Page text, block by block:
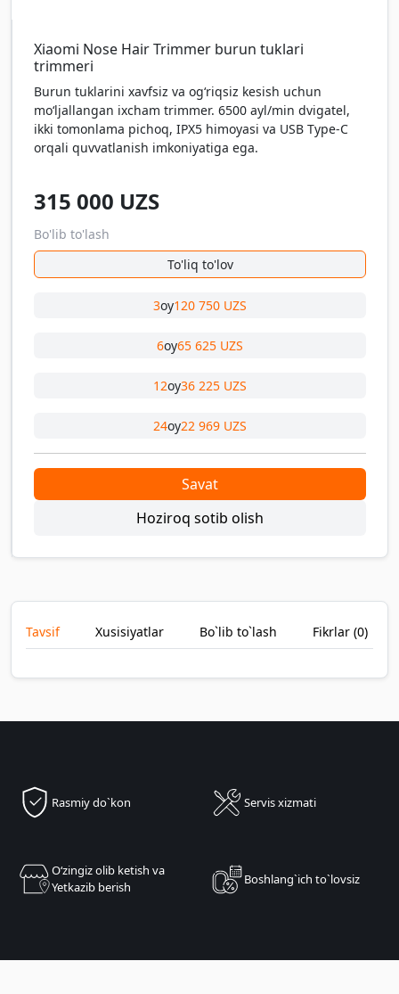
Xiaomi Nose Hair Trimmer burun tuklari
trimmeri
Burun tuklarini xavfsiz va og‘riqsiz kesish uchun
mo‘ljallangan ixcham trimmer. 6500 ayl/min dvigatel,
ikki tomonlama pichoq, IPX5 himoyasi va USB Type-C
orqali quvvatlanish imkoniyatiga ega.
315 000 UZS
Bo'lib to'lash
To'liq to'lov
3oy120 750 UZS
6oy65 625 UZS
12oy36 225 UZS
24oy22 969 UZS
Savat
Hoziroq sotib olish
Tavsif Xusisiyatlar Bo`lib to`lash Fikrlar (0)
Rasmiy do`kon Servis xizmati
Oʻzingiz olib ketish va
Yetkazib berish
Boshlang`ich to`lovsiz